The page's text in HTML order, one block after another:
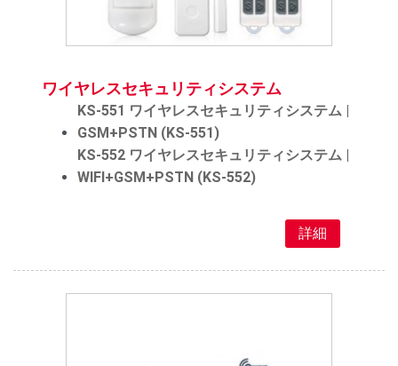
ワイヤレスセキュリティシステム
KS-551 ワイヤレスセキュリティシステム |
GSM+PSTN (KS-551)
KS-552 ワイヤレスセキュリティシステム |
WIFI+GSM+PSTN (KS-552)
詳細